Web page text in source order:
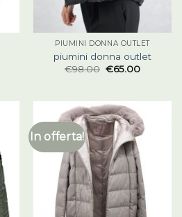
PIUMINI DONNA OUTLET
piumini donna outlet
€98.00 €65.00
In offerta!